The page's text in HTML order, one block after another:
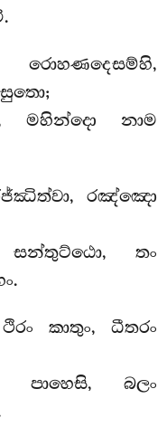
මහින්දො නාම
රඤ්ඤො
සන්තුට්ඨො, තං
කාතුං, ධීතරං
පාහෙසි, බලං